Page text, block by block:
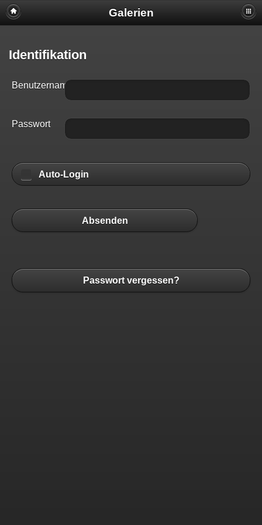
Galerien
Identifikation
Benutzername
Passwort
Auto-Login
Absenden
Passwort vergessen?